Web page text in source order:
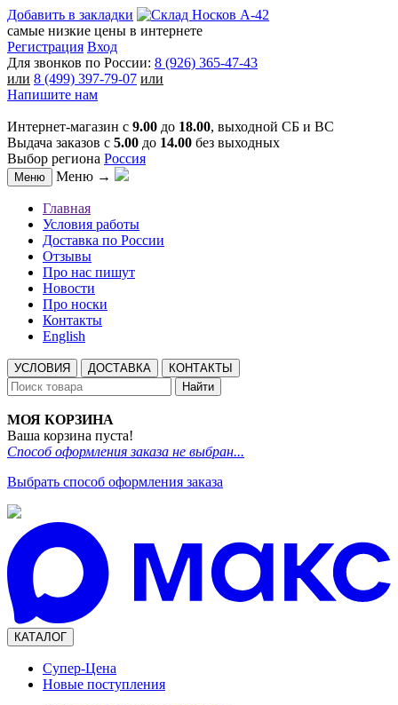
Добавить в закладки
самые низкие цены в интернете
Регистрация Вход
Для звонков по России: 8 (926) 365-47-43
или 8 (499) 397-79-07 или
Напишите нам
Интернет-магазин с 9.00 до 18.00, выходной СБ и ВС
Выдача заказов с 5.00 до 14.00 без выходных
Выбор региона Россия
Меню Меню →
Главная
Условия работы
Доставка по России
Отзывы
Про нас пишут
Новости
Про носки
Контакты
English
УСЛОВИЯ ДОСТАВКА
КОНТАКТЫ
Найти
МОЯ КОРЗИНА
Ваша корзина пуста!
Способ оформления заказа не выбран...
Выбрать способ оформления заказа
КАТАЛОГ
Супер-Цена
Новые поступления